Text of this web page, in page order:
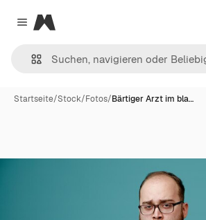
Close menu
Magnific
Startseite/Stock/Fotos/Bärtiger Arzt im bla…